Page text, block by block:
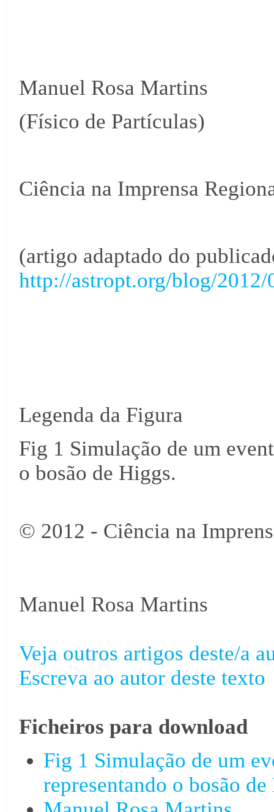
Manuel Rosa Martins
(Físico de Partículas)
Ciência na Imprensa
(artigo adaptado do
http://astropt.org/blog/
Legenda da Figura
Fig 1 Simulação de um
o bosão de Higgs.
© 2012 - Ciência na
Manuel Rosa Martins
Veja outros artigos deste/a
Escreva ao autor deste texto
Ficheiros para download
Fig 1 Simulação de um
representando o bosão